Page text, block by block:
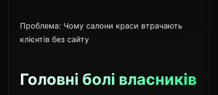
Проблема: Чому салони краси втрачають
клієнтів без сайту
Головні болі власників